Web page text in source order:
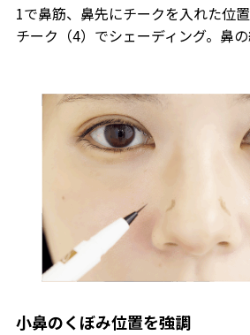
1で鼻筋、鼻先にチークを入れた位
チーク（4）でシェーディング。鼻の
小鼻のくぼみ位置を強調